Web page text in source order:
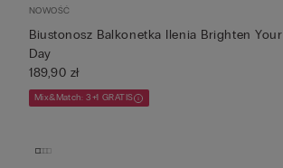
NOWOŚĆ
Biustonosz Balkonetka Ilenia Brighten Your
Day
189,90 zł
Mix&Match: 3+1 GRATIS